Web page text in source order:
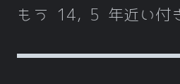
もう 14, 5 年近い付